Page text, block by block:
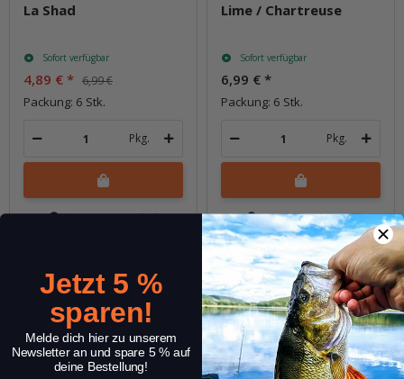
La Shad
Sofort verfügbar
4,89 € * 6,99 €
Packung: 6 Stk.
Pkg.
Frage zum Artikel
Lime / Chartreuse
Sofort verfügbar
6,99 € *
Packung: 6 Stk.
Pkg.
Frage zum Artikel
Jetzt 5 %
sparen!
Melde dich hier zu unserem
Newsletter an und spare 5 % auf
deine Bestellung!